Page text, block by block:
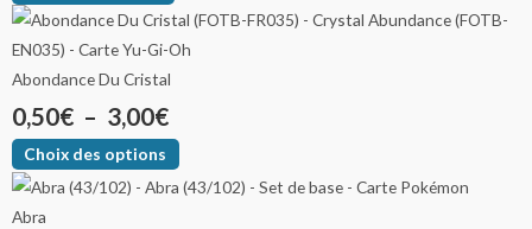
Abondance Du Cristal
0,50€ – 3,00€
Choix des options
Abra